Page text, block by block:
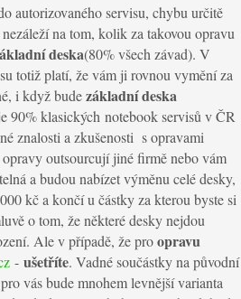
autorizovaného servisu, chybu určitě
na tom, kolik za takovou opravu
deska(80% všech závad). V
totiž platí, že vám ji rovnou vymění za
i když budezákladní deska
90% klasických notebook servisů v ČR
znalosti a zkušenosti s opravami
outsourcují jiné firmě nebo vám
a budou nabízet výměnu celé desky,
kč a končí u částky za kterou byste si
o tom, že některé desky nejdou
Ale v případě, že proopravu
- ušetříte. Vadné součástky na původní
vás bude mnohem levnější varianta